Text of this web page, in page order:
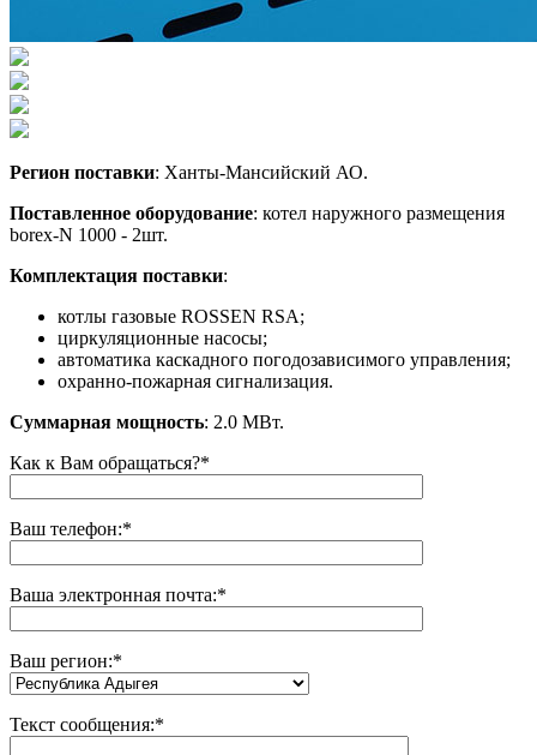
Регион поставки: Ханты-Мансийский АО.
Поставленное оборудование: котел наружного размещения
borex-N 1000 - 2шт.
Комплектация поставки:
котлы газовые ROSSEN RSA;
циркуляционные насосы;
автоматика каскадного погодозависимого управления;
охранно-пожарная сигнализация.
Суммарная мощность: 2.0 МВт.
Как к Вам обращаться?*
Ваш телефон:*
Ваша электронная почта:*
Ваш регион:*
Текст сообщения:*